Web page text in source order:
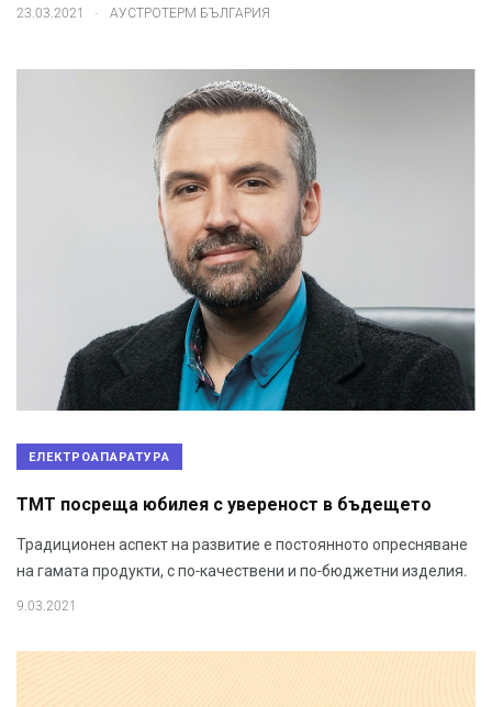
23.03.2021 . АУСТРОТЕРМ БЪЛГАРИЯ
ЕЛЕКТРОАПАРАТУРА
ТМТ посреща юбилея с увереност в бъдещето
Традиционен аспект на развитие е постоянното опресняване
на гамата продукти, с по-качествени и по-бюджетни изделия.
9.03.2021